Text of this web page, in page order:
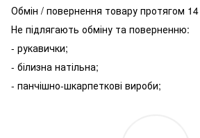
Обмін / повернення товару протягом 14
Не підлягають обміну та поверненню:
- рукавички;
- білизна натільна;
- панчішно-шкарпеткові вироби;